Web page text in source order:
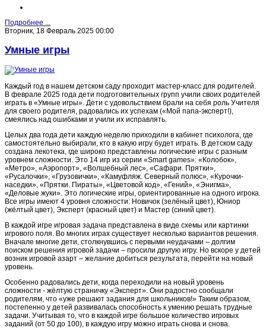
Подробнее ...
Вторник, 18 Февраль 2025 00:00
Умные игры
Каждый год в нашем детском саду проходит мастер-класс для родителей.
В феврале 2025 года дети подготовительных групп учили своих родителей
играть в «Умные игры». Дети с удовольствием брали на себя роль Учителя
для своего родителя, радовались их успехам («Мой папа-эксперт!),
смеялись над ошибками и учили их исправлять.
Целых два года дети каждую неделю приходили в кабинет психолога, где
самостоятельно выбирали, кто в какую игру будет играть. В детском саду
создана лекотека, где широко представлены логические игры с разным
уровнем сложности. Это 14 игр из серии «Smart games»: «Колобок»,
«Метро», «Аэропорт», «Волшебный лес», «Сафари. Прятки»,
«Русалочки», «Грузовички», «Камуфляж. Северный полюс», «Курочки-
наседки», «Прятки. Пираты», «Цветовой код», «Гений», «Энигма»,
«Деловые жуки». Это логические игры, ориентированные на одного игрока.
Все игры имеют 4 уровня сложности: Новичок (зелёный цвет), Юниор
(жёлтый цвет), Эксперт (красный цвет) и Мастер (синий цвет).
В каждой игре игровая задача представлена в виде схемы или картинки
игрового поля. Во многих играх существует несколько вариантов решения.
Вначале многие дети, столкнувшись с первыми неудачами – долгим
поиском решения игровой задачи – просили другую игру. Но вскоре у детей
возник игровой азарт – желание добиться результата, перейти на новый
уровень.
Особенно радовались дети, когда переходили на новый уровень
сложности - жёлтую страничку «Эксперт». Они радостно сообщали
родителям, что «уже решают задания для школьников!» Таким образом,
постепенно у детей развивалась способность к умению решать трудные
задачи. Учитывая то, что в каждой игре большое количество игровых
заданий (от 50 до 100), в каждую игру можно играть снова и снова.